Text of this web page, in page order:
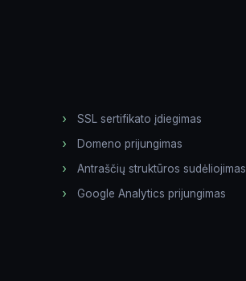
Komentarai apie projektą
SSL sertifikato įdiegimas
Domeno prijungimas
Antraščių struktūros sudėliojimas
Google Analytics prijungimas